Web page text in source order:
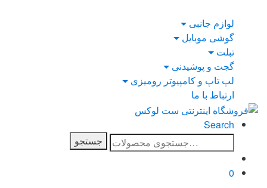
لوازم جانبی
گوشی موبایل
تبلت
گجت و پوشیدنی
لپ تاپ و کامپیوتر رومیزی
ارتباط با ما
Search
جستجو
برای:
جستجو
0